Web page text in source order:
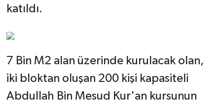
katıldı.
7 Bin M2 alan üzerinde kurulacak olan,
iki bloktan oluşan 200 kişi kapasiteli
Abdullah Bin Mesud Kur'an kursunun